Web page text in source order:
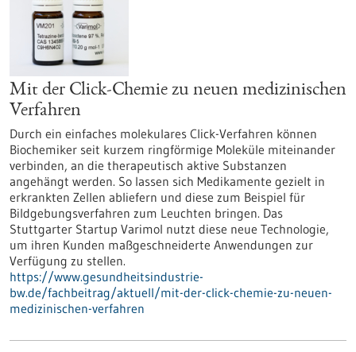
Mit der Click-Chemie zu neuen medizinischen
Verfahren
Durch ein einfaches molekulares Click-Verfahren können
Biochemiker seit kurzem ringförmige Moleküle miteinander
verbinden, an die therapeutisch aktive Substanzen
angehängt werden. So lassen sich Medikamente gezielt in
erkrankten Zellen abliefern und diese zum Beispiel für
Bildgebungsverfahren zum Leuchten bringen. Das
Stuttgarter Startup Varimol nutzt diese neue Technologie,
um ihren Kunden maßgeschneiderte Anwendungen zur
Verfügung zu stellen.
https://www.gesundheitsindustrie-
bw.de/fachbeitrag/aktuell/mit-der-click-chemie-zu-neuen-
medizinischen-verfahren